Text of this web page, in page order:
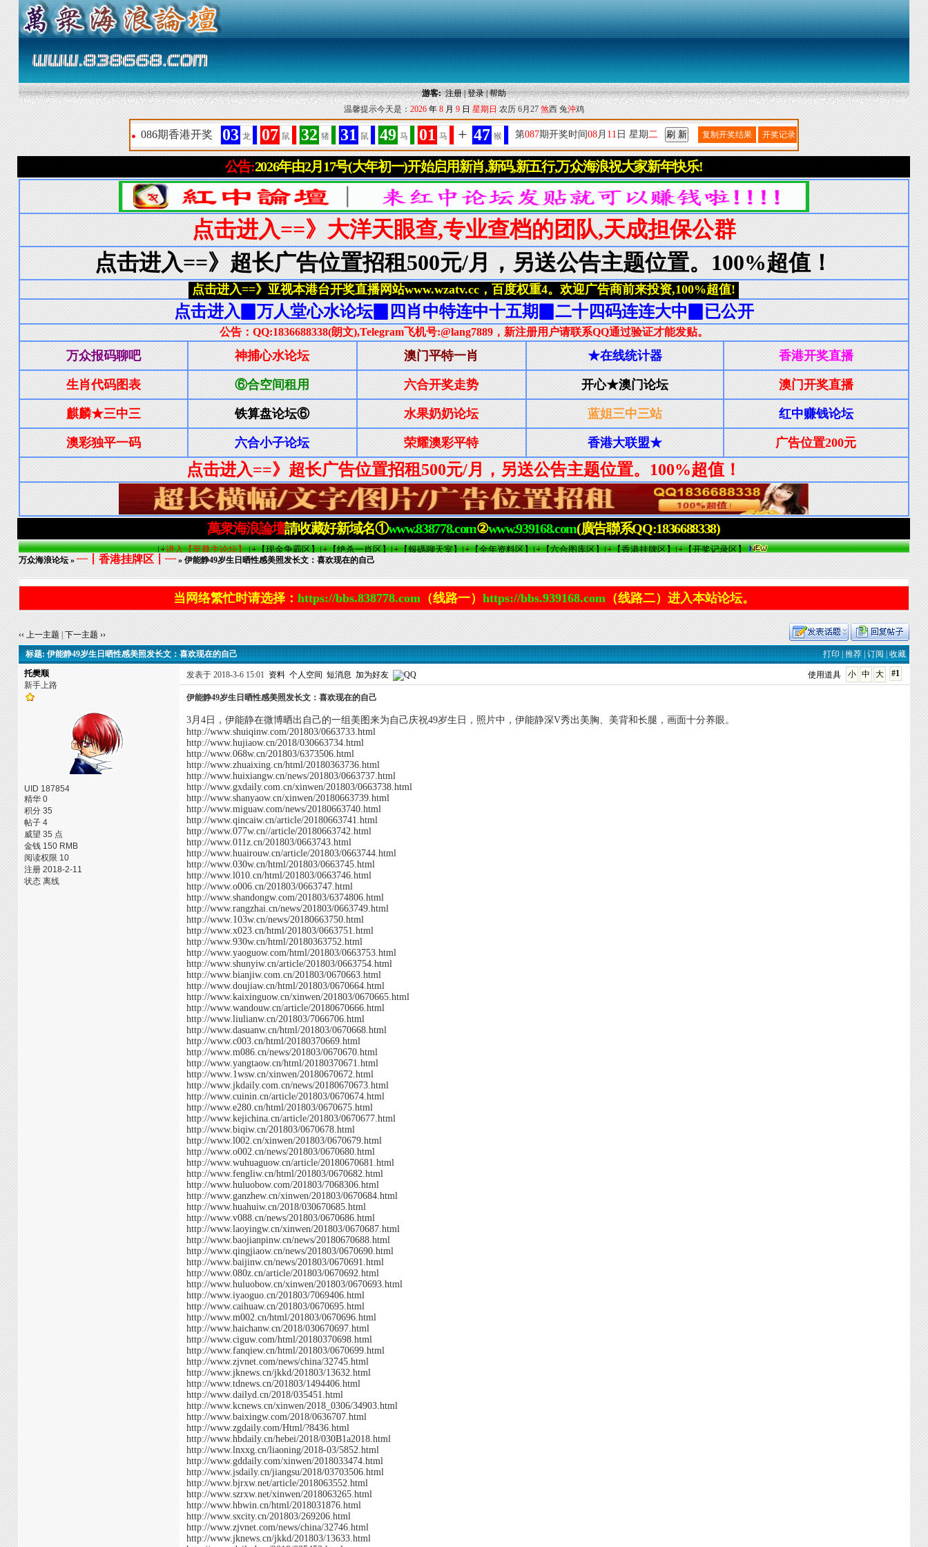
游客:注册|登录|帮助
温馨提示今天是： 2026年 8月 9日 星期日 农历 6月27 煞西 兔沖鸡
万众海浪论坛» ┈┋香港挂牌区┋┈» 伊能静49岁生日晒性感美照发长文：喜欢现在的自己
当网络繁忙时请选择： https://bbs.838778.com（线路一） https://bbs.939168.com（线路二）进入本站论坛。
‹‹ 上一主题
下一主题 ››
打印
推荐| 订阅 收藏
标题: 伊能静49岁生日晒性感美照发长文：喜欢现在的自己
托樊顺
新手上路
UID 187854
精华 0
积分 35
帖子 4
威望 35 点
金钱 150 RMB
阅读权限 10
注册 2018-2-11
状态 离线
#1
大
中
小
使用道具
发表于 2018-3-6 15:01 资料 个人空间 短消息 加为好友
伊能静49岁生日晒性感美照发长文：喜欢现在的自己
3月4日，伊能静在微博晒出自己的一组美图来为自己庆祝49岁生日，照片中，伊能静深V秀出美胸、美背和长腿，画面十分养眼。
http://www.shuiqinw.com/201803/0663733.html
http://www.hujiaow.cn/2018/030663734.html
http://www.068w.cn/201803/6373506.html
http://www.zhuaixing.cn/html/20180363736.html
http://www.huixiangw.cn/news/201803/0663737.html
http://www.gxdaily.com.cn/xinwen/201803/0663738.html
http://www.shanyaow.cn/xinwen/20180663739.html
http://www.miguaw.com/news/20180663740.html
http://www.qincaiw.cn/article/20180663741.html
http://www.077w.cn//article/20180663742.html
http://www.011z.cn/201803/0663743.html
http://www.huairouw.cn/article/201803/0663744.html
http://www.030w.cn/html/201803/0663745.html
http://www.l010.cn/html/201803/0663746.html
http://www.o006.cn/201803/0663747.html
http://www.shandongw.com/201803/6374806.html
http://www.rangzhai.cn/news/201803/0663749.html
http://www.103w.cn/news/20180663750.html
http://www.x023.cn/html/201803/0663751.html
http://www.930w.cn/html/20180363752.html
http://www.yaoguow.com/html/201803/0663753.html
http://www.shunyiw.cn/article/201803/0663754.html
http://www.bianjiw.com.cn/201803/0670663.html
http://www.doujiaw.cn/html/201803/0670664.html
http://www.kaixinguow.cn/xinwen/201803/0670665.html
http://www.wandouw.cn/article/20180670666.html
http://www.liulianw.cn/201803/7066706.html
http://www.dasuanw.cn/html/201803/0670668.html
http://www.c003.cn/html/20180370669.html
http://www.m086.cn/news/201803/0670670.html
http://www.yangtaow.cn/html/20180370671.html
http://www.1wsw.cn/xinwen/20180670672.html
http://www.jkdaily.com.cn/news/20180670673.html
http://www.cuinin.cn/article/201803/0670674.html
http://www.e280.cn/html/201803/0670675.html
http://www.kejichina.cn/article/201803/0670677.html
http://www.biqiw.cn/201803/0670678.html
http://www.l002.cn/xinwen/201803/0670679.html
http://www.o002.cn/news/201803/0670680.html
http://www.wuhuaguow.cn/article/20180670681.html
http://www.fengliw.cn/html/201803/0670682.html
http://www.huluobow.com/201803/7068306.html
http://www.ganzhew.cn/xinwen/201803/0670684.html
http://www.huahuiw.cn/2018/030670685.html
http://www.v088.cn/news/201803/0670686.html
http://www.laoyingw.cn/xinwen/201803/0670687.html
http://www.baojianpinw.cn/news/20180670688.html
http://www.qingjiaow.cn/news/201803/0670690.html
http://www.baijinw.cn/news/201803/0670691.html
http://www.080z.cn/article/201803/0670692.html
http://www.huluobow.cn/xinwen/201803/0670693.html
http://www.iyaoguo.cn/201803/7069406.html
http://www.caihuaw.cn/201803/0670695.html
http://www.m002.cn/html/201803/0670696.html
http://www.haichanw.cn/2018/030670697.html
http://www.ciguw.com/html/20180370698.html
http://www.fanqiew.cn/html/201803/0670699.html
http://www.zjvnet.com/news/china/32745.html
http://www.jknews.cn/jkkd/201803/13632.html
http://www.tdnews.cn/201803/1494406.html
http://www.dailyd.cn/2018/035451.html
http://www.kcnews.cn/xinwen/2018_0306/34903.html
http://www.baixingw.com/2018/0636707.html
http://www.zgdaily.com/Html/?8436.html
http://www.hbdaily.cn/hebei/2018/030B1a2018.html
http://www.lnxxg.cn/liaoning/2018-03/5852.html
http://www.gddaily.com/xinwen/2018033474.html
http://www.jsdaily.cn/jiangsu/2018/03703506.html
http://www.bjrxw.net/article/2018063552.html
http://www.szrxw.net/xinwen/2018063265.html
http://www.hbwin.cn/html/2018031876.html
http://www.sxcity.cn/201803/269206.html
http://www.zjvnet.com/news/china/32746.html
http://www.jknews.cn/jkkd/201803/13633.html